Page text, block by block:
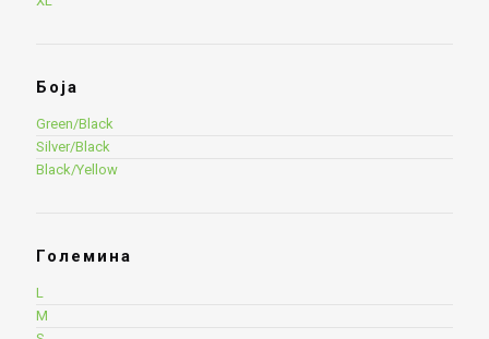
Боја
Green/Black
Silver/Black
Black/Yellow
Големина
L
M